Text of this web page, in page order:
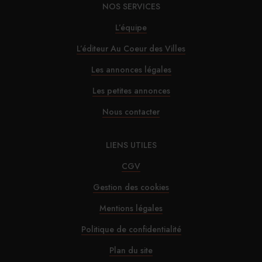
30/07/2026
Alfred Hotels ouvre son premier hôtel à Paris
29/07/2026
InterContinental Paris Le Grand : Christophe
29/07/2026
29/07/2026
Brown-Forman rejette l’offre de Sazerac
29/07/2026
NOS SERVICES
L’équipe
L’éditeur Au Coeur des Villes
Les annonces légales
Les petites annonces
Nous contacter
LIENS UTILES
CGV
Gestion des cookies
Mentions légales
Politique de confidentialité
Plan du site